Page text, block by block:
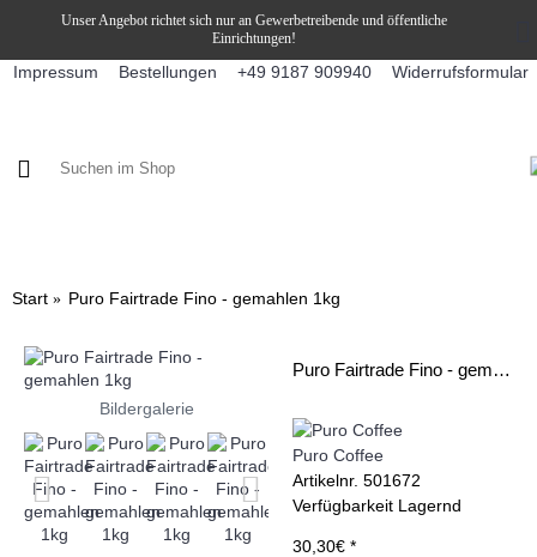
Unser Angebot richtet sich nur an Gewerbetreibende und öffentliche
Einrichtungen!
Impressum Bestellungen +49 9187 909940 Widerrufsformular
Start Puro Fairtrade Fino - gemahlen 1kg
Bildergalerie
Puro Fairtrade Fino - gemahlen 1kg
Puro Coffee
Artikelnr. 501672
Verfügbarkeit Lagernd
30,30€ *